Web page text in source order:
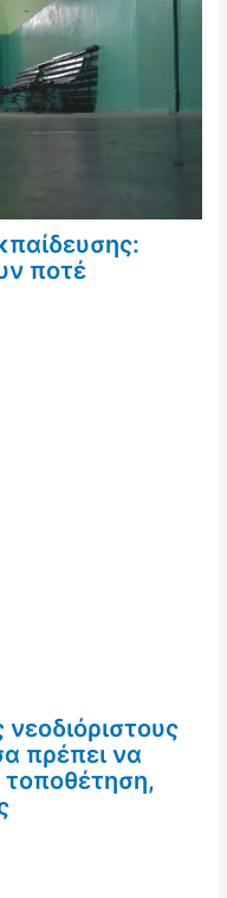
ποτέ
πρέπει να
τοποθέτηση,